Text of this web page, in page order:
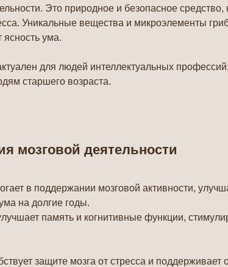
Это природное и безопасное средство,
Уникальные вещества и микроэлементы
ума.
для людей интеллектуальных
старшего возраста.
мозговой деятельности
в поддержании мозговой активности,
на долгие годы.
память и когнитивные функции,
защите мозга от стресса и